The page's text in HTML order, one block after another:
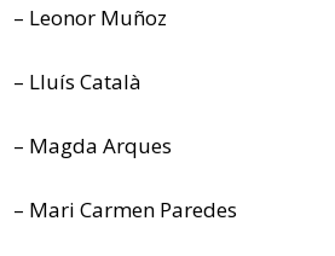
– Leonor Muñoz
– Lluís Català
– Magda Arques
– Mari Carmen Paredes